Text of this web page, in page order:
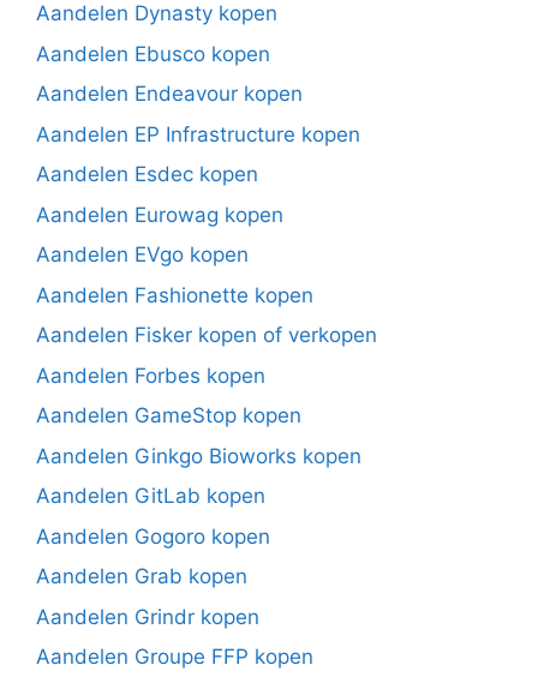
Aandelen Dynasty kopen
Aandelen Ebusco kopen
Aandelen Endeavour kopen
Aandelen EP Infrastructure kopen
Aandelen Esdec kopen
Aandelen Eurowag kopen
Aandelen EVgo kopen
Aandelen Fashionette kopen
Aandelen Fisker kopen of verkopen
Aandelen Forbes kopen
Aandelen GameStop kopen
Aandelen Ginkgo Bioworks kopen
Aandelen GitLab kopen
Aandelen Gogoro kopen
Aandelen Grab kopen
Aandelen Grindr kopen
Aandelen Groupe FFP kopen